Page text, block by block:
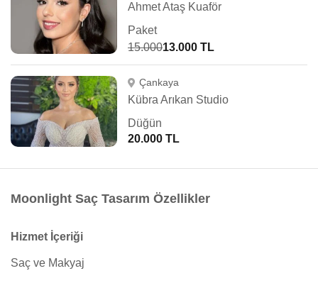
Ahmet Ataş Kuaför
Paket
15.00013.000 TL
Çankaya
Kübra Arıkan Studio
Düğün
20.000 TL
Moonlight Saç Tasarım Özellikler
Hizmet İçeriği
Saç ve Makyaj